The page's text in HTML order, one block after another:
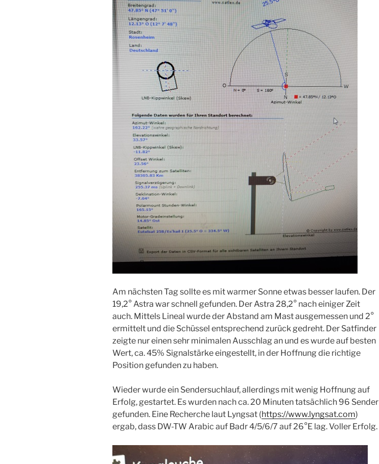
Am nächsten Tag sollte es mit warmer Sonne etwas besser laufen. Der
19,2° Astra war schnell gefunden. Der Astra 28,2° nach einiger Zeit
auch. Mittels Lineal wurde der Abstand am Mast ausgemessen und 2°
ermittelt und die Schüssel entsprechend zurück gedreht. Der Satfinder
zeigte nur einen sehr minimalen Ausschlag an und es wurde auf besten
Wert, ca. 45% Signalstärke eingestellt, in der Hoffnung die richtige
Position gefunden zu haben.
Wieder wurde ein Sendersuchlauf, allerdings mit wenig Hoffnung auf
Erfolg, gestartet. Es wurden nach ca. 20 Minuten tatsächlich 96 Sender
gefunden. Eine Recherche laut Lyngsat (https://www.lyngsat.com)
ergab, dass DW-TW Arabic auf Badr 4/5/6/7 auf 26°E lag. Voller Erfolg.